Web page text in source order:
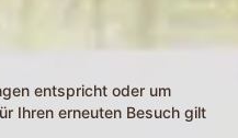
entspricht oder um
Ihren erneuten Besuch gilt